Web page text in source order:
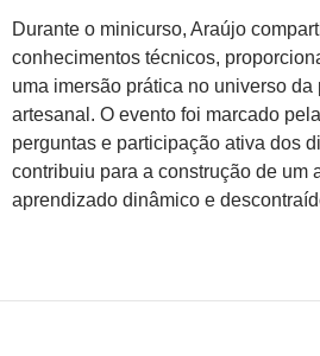
Durante o minicurso, Araújo
conhecimentos técnicos,
uma imersão prática no universo
artesanal. O evento foi marcado
perguntas e participação ativa dos
contribuiu para a construção de um
aprendizado dinâmico e